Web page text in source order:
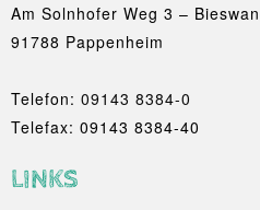
Am Solnhofer Weg 3 –
91788 Pappenheim
Telefon: 09143 8384-0
Telefax: 09143 8384-40
LINKS